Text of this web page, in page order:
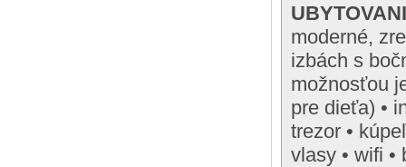
moderné,
izbách s
možnosťou
pre dieťa) •
trezor •
vlasy • wifi